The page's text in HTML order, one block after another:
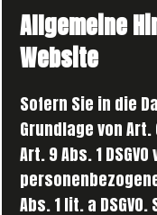
Allgemeine
Website
Sofern Sie in die
Grundlage von
Art. 9 Abs. 1
Abs. 1 lit. a